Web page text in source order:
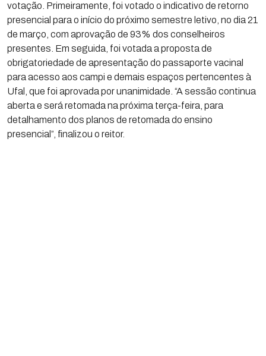
votação. Primeiramente, foi votado o indicativo de retorno
presencial para o início do próximo semestre letivo, no dia 21
de março, com aprovação de 93% dos conselheiros
presentes. Em seguida, foi votada a proposta de
obrigatoriedade de apresentação do passaporte vacinal
para acesso aos campi e demais espaços pertencentes à
Ufal, que foi aprovada por unanimidade. “A sessão continua
aberta e será retomada na próxima terça-feira, para
detalhamento dos planos de retomada do ensino
presencial”, finalizou o reitor.